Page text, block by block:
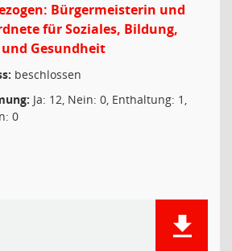
Bürgermeisterin und
für Soziales, Bildung,
und Gesundheit
beschlossen
Ja: 12, Nein: 0, Enthaltung: 1,
0